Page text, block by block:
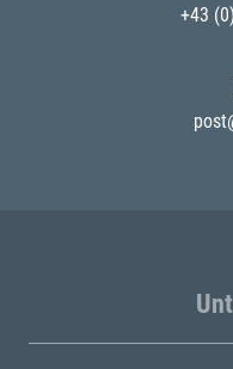
+43